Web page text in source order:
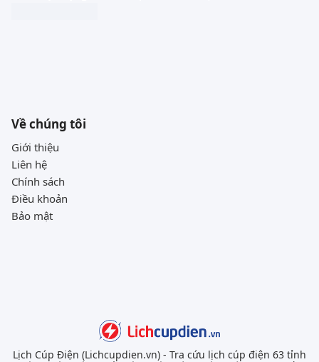
Về chúng tôi
Giới thiệu
Liên hệ
Chính sách
Điều khoản
Bảo mật
Lịch Cúp Điện (Lichcupdien.vn) - Tra cứu lịch cúp điện 63 tỉnh